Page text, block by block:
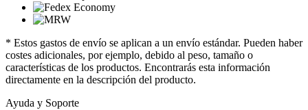
* Estos gastos de envío se aplican a un envío estándar. Pueden haber
costes adicionales, por ejemplo, debido al peso, tamaño o
características de los productos. Encontrarás esta información
directamente en la descripción del producto.
Ayuda y Soporte